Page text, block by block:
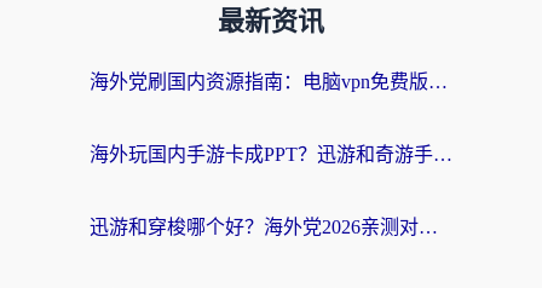
最新资讯
海外党刷国内资源指南：电脑vpn免费版真的能用吗？选对加速器才是关键
海外玩国内手游卡成PPT？迅游和奇游手游哪个好？附真实VPN评测及番茄加速器体验
迅游和穿梭哪个好？海外党2026亲测对比+免费vs付费选择指南，附番茄加速器实测体验